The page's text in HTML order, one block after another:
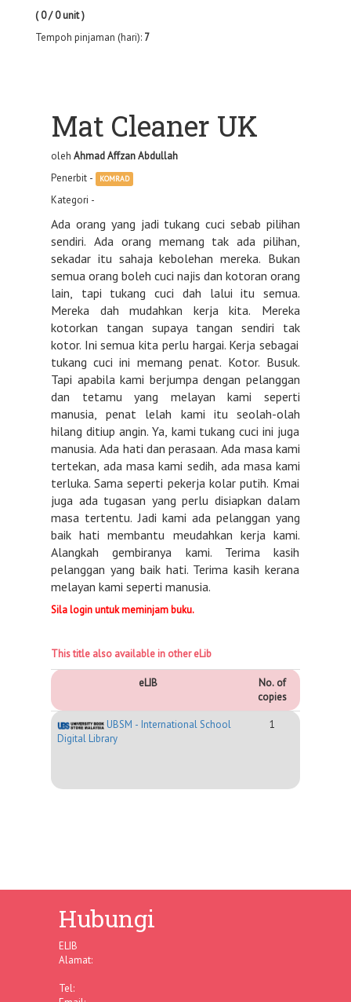
( 0 / 0 unit )
Tempoh pinjaman (hari): 7
Mat Cleaner UK
oleh Ahmad Affzan Abdullah
Penerbit -
KOMRAD
Kategori -
Ada orang yang jadi tukang cuci sebab pilihan
sendiri. Ada orang memang tak ada pilihan,
sekadar itu sahaja kebolehan mereka. Bukan
semua orang boleh cuci najis dan kotoran orang
lain, tapi tukang cuci dah lalui itu semua.
Mereka dah mudahkan kerja kita. Mereka
kotorkan tangan supaya tangan sendiri tak
kotor. Ini semua kita perlu hargai. Kerja sebagai
tukang cuci ini memang penat. Kotor. Busuk.
Tapi apabila kami berjumpa dengan pelanggan
dan tetamu yang melayan kami seperti
manusia, penat lelah kami itu seolah-olah
hilang ditiup angin. Ya, kami tukang cuci ini juga
manusia. Ada hati dan perasaan. Ada masa kami
tertekan, ada masa kami sedih, ada masa kami
terluka. Sama seperti pekerja kolar putih. Kmai
juga ada tugasan yang perlu disiapkan dalam
masa tertentu. Jadi kami ada pelanggan yang
baik hati membantu meudahkan kerja kami.
Alangkah gembiranya kami. Terima kasih
pelanggan yang baik hati. Terima kasih kerana
melayan kami seperti manusia.
Sila login untuk meminjam buku.
This title also available in other eLib
eLIB
No. of
copies
UBSM - International School
Digital Library
1
Hubungi
ELIB
Alamat:
Tel: